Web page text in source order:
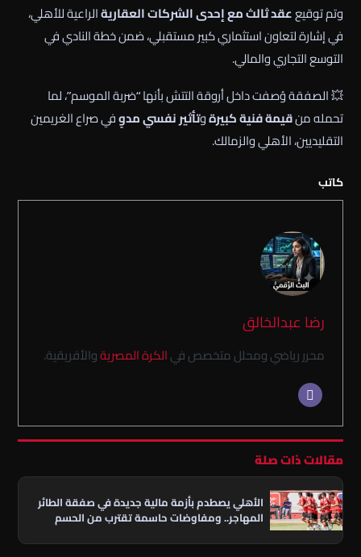
وتم توقيععقد ثالث مع إحدى الشركات العقاريةالراعية للأهلي،
في إشارة لتعاون استثماري كبير مستقبلي، ضمن خطة النادي في
التوسع التجاري والمالي.
💥 الصفقة وُصفت داخل أروقة التتش بأنها “ضربة الموسم”، لما
تحمله منقيمة فنية كبيرةوتأثير نفسي مدوٍفي صراع الغريمين
التقليديين، الأهلي والزمالك.
كاتب
رضا عبدالخالق
محرر رياضي ومحلل متخصص فيالكرة المصريةوالأفريقية.
مقالات ذات صلة
الأهلي يصطدم بأزمة مالية جديدة في صفقة الطائر
المهاجر.. ومفاوضات حاسمة تقترب من الحسم